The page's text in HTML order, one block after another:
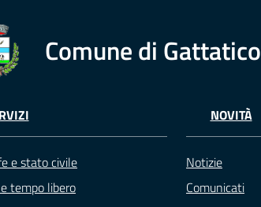
Comune di Gattatico
e stato civile
tempo libero
NOVITÀ
Notizie
Comunicati